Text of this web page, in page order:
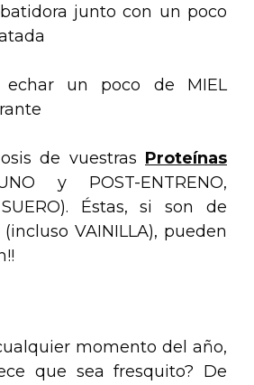
junto con un poco
echar un poco de MIEL
de vuestras Proteínas
y POST-ENTRENO,
Éstas, si son de
VAINILLA), pueden
momento del año,
que sea fresquito? De